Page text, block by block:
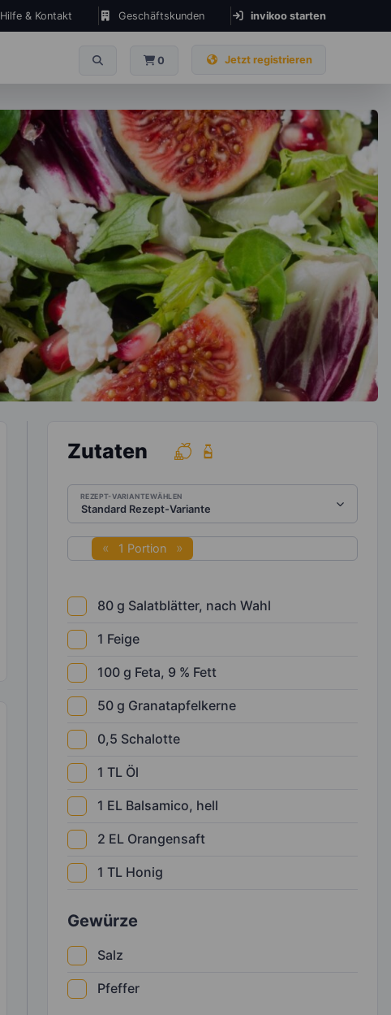
Hilfe & Kontakt Geschäftskunden invikoo starten
0 Jetzt registrieren
Zutaten
REZEPT-VARIANTE WÄHLEN
1 Portion
80 g Salatblätter, nach Wahl
1 Feige
100 g Feta, 9 % Fett
50 g Granatapfelkerne
0,5 Schalotte
1 TL Öl
1 EL Balsamico, hell
2 EL Orangensaft
1 TL Honig
Gewürze
Salz
Pfeffer